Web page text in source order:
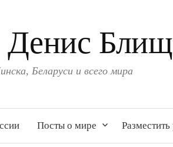
Денис Блищ
Беларуси и всего мира
Посты о мире